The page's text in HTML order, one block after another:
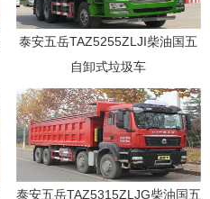
泰安五岳TAZ5255ZLJI柴油国五
自卸式垃圾车
泰安五岳TAZ5315ZLJG柴油国五